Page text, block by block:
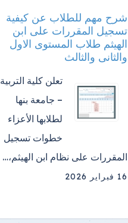
شرح مهم للطلاب عن كيفية
تسجيل المقررات على ابن
الهيثم طلاب المستوى الاول
والثانى والثالث
تعلن كلية التربية
– جامعة بنها
لطلابها الأعزاء
خطوات تسجيل
المقررات على نظام ابن الهيثم،…
16 فبراير 2026